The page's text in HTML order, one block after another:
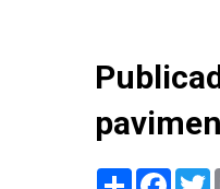
Share